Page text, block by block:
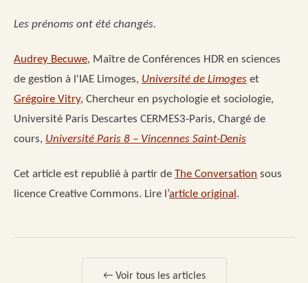
Les prénoms ont été changés.
Audrey Becuwe, Maître de Conférences HDR en sciences
de gestion à l'IAE Limoges, Université de Limoges et
Grégoire Vitry, Chercheur en psychologie et sociologie,
Université Paris Descartes CERMES3-Paris, Chargé de
cours, Université Paris 8 – Vincennes Saint-Denis
Cet article est republié à partir de The Conversation sous
licence Creative Commons. Lire l’article original .
← Voir tous les articles